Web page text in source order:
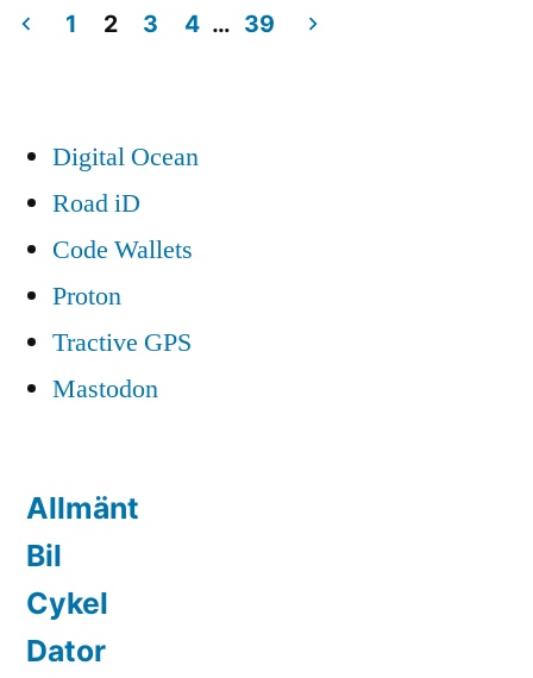
Block
inlägg
1 2 3 4 … 39
Digital Ocean
Road iD
Code Wallets
Proton
Tractive GPS
Mastodon
Allmänt
Bil
Cykel
Dator